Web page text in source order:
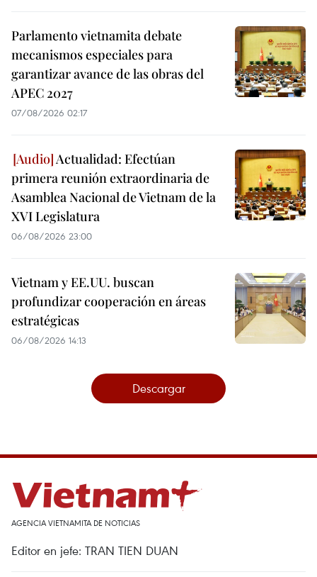
Parlamento vietnamita debate
mecanismos especiales para
garantizar avance de las obras del
APEC 2027
07/08/2026 02:17
Actualidad: Efectúan
primera reunión extraordinaria de
Asamblea Nacional de Vietnam de la
XVI Legislatura
06/08/2026 23:00
Vietnam y EE.UU. buscan
profundizar cooperación en áreas
estratégicas
06/08/2026 14:13
Descargar
AGENCIA VIETNAMITA DE NOTICIAS
Editor en jefe: TRAN TIEN DUAN